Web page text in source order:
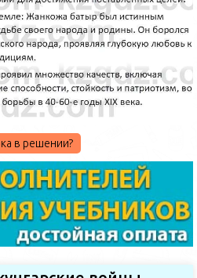
в решении?